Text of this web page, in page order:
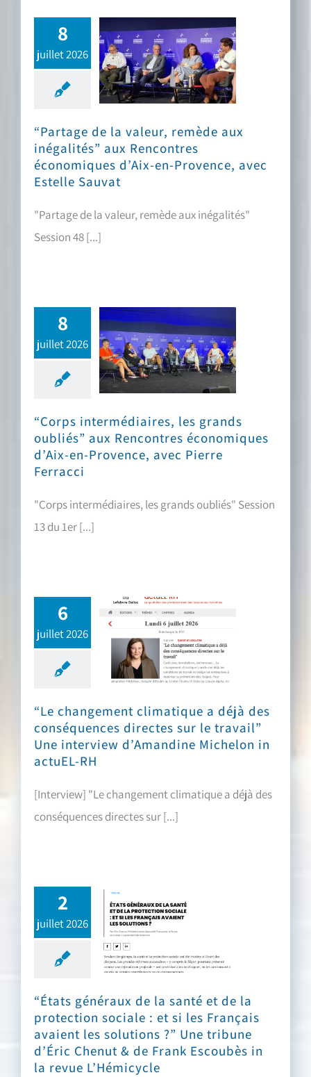
8
juillet 2026
“Partage de la valeur, remède aux
inégalités” aux Rencontres
économiques d’Aix-en-Provence, avec
Estelle Sauvat
"Partage de la valeur, remède aux inégalités"
Session 48 [...]
8
juillet 2026
“Corps intermédiaires, les grands
oubliés” aux Rencontres économiques
d’Aix-en-Provence, avec Pierre
Ferracci
"Corps intermédiaires, les grands oubliés" Session
13 du 1er [...]
6
juillet 2026
“Le changement climatique a déjà des
conséquences directes sur le travail”
Une interview d’Amandine Michelon in
actuEL-RH
[Interview] "Le changement climatique a déjà des
conséquences directes sur [...]
2
juillet 2026
“États généraux de la santé et de la
protection sociale : et si les Français
avaient les solutions ?” Une tribune
d’Éric Chenut & de Frank Escoubès in
la revue L’Hémicycle